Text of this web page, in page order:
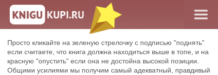
Просто кликайте на зеленую стрелочку с подписью "поднять"
если считаете, что книга должна находиться выше в топе, и на
красную "опустить" если она не достойна высокой позиции.
Общими усилиями мы получим самый адекватный, правдивый